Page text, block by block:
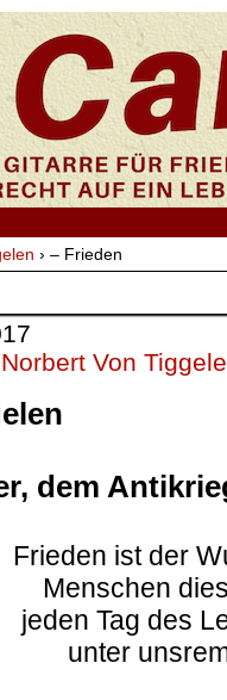
› – Frieden
Norbert Von
dem
Frieden ist der
Menschen
jeden Tag des
unter